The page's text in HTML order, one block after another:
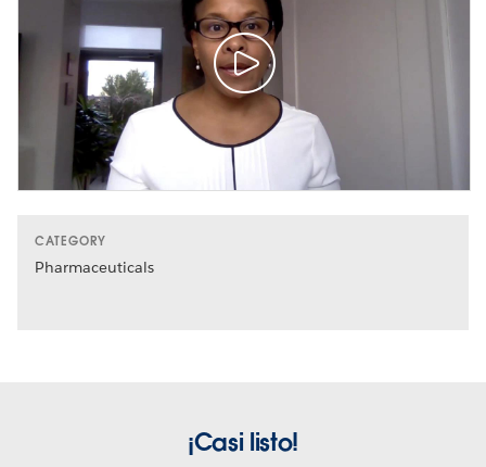
CATEGORY
Pharmaceuticals
¡Casi listo!